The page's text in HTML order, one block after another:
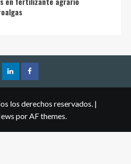
los derechos reservados. |
por AF themes.